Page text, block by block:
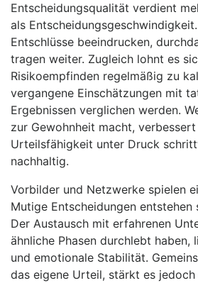
Entscheidungsqualität verdient
als
Entschlüsse beeindrucken,
tragen weiter. Zugleich lohnt es
Risikoempfinden regelmäßig zu
vergangene Einschätzungen mit
Ergebnissen verglichen werden.
zur Gewohnheit macht, verbessert
Urteilsfähigkeit unter Druck
nachhaltig.
Vorbilder und Netzwerke spielen
Mutige Entscheidungen entstehen
Der Austausch mit erfahrenen
ähnliche Phasen durchlebt haben,
und emotionale Stabilität.
das eigene Urteil, stärkt es jedoch